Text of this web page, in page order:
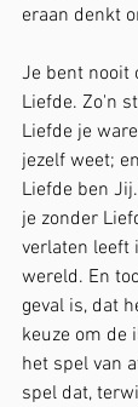
eraan denkt
Je bent nooit
Liefde. Zo'n
Liefde je
jezelf weet;
Liefde ben
je zonder
verlaten leeft
wereld. En
geval is, dat
keuze om de
het spel van
spel dat,